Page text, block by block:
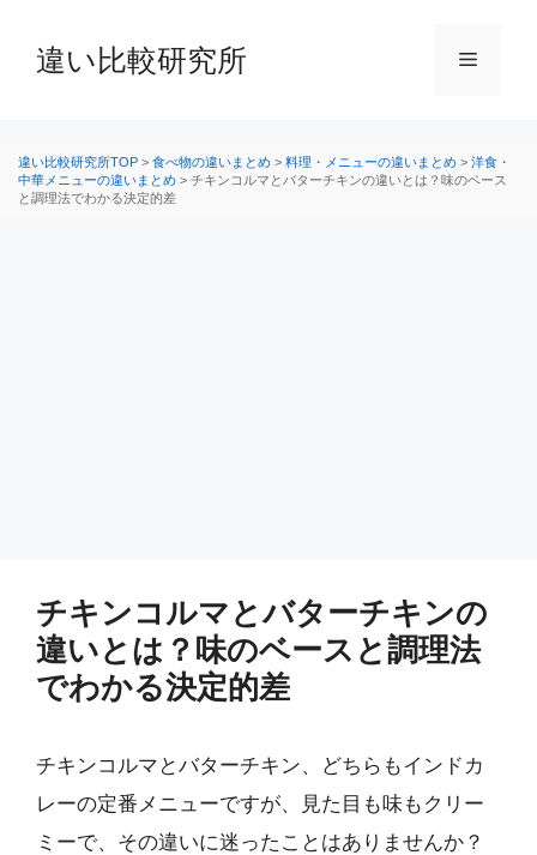
へ
違い比較研究所 メ
違い比較研究所TOP > 食べ物の違いまとめ > 料理・メニューの違いまとめ > 洋食・
中華メニューの違いまとめ > チキンコルマとバターチキンの違いとは？味のベース
と調理法でわかる決定的差
チキンコルマとバターチキンの
違いとは？味のベースと調理法
でわかる決定的差
チキンコルマとバターチキン、どちらもインドカ
レーの定番メニューですが、見た目も味もクリー
ミーで、その違いに迷ったことはありませんか？